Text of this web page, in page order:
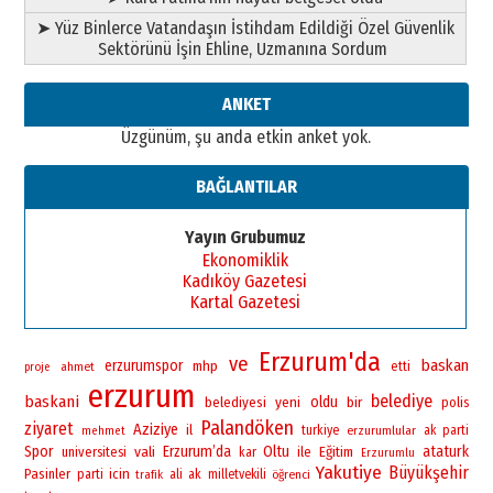
Esat BİNDESEN
Başkan Sekmen’den Erzurum’a
bir vizyon proje daha!
02 Ağustos 2026 Pazar
➤ Yüz Binlerce Vatandaşın İstihdam Edildiği Özel Güvenlik
Sektörünü İşin Ehline, Uzmanına Sordum
ANKET
Üzgünüm, şu anda etkin anket yok.
BAĞLANTILAR
Yayın Grubumuz
Ekonomiklik
Kadıköy Gazetesi
Kartal Gazetesi
proje ahmet erzurumspor mhp ve Erzurum'da etti
baskan
baskani erzurum belediyesi yeni oldu bir belediye polis
ziyaret mehmet Aziziye il Palandöken turkiye erzurumlular ak parti
Spor universitesi vali Erzurum’da kar Oltu ile Eğitim Erzurumlu ataturk
Pasinler parti icin trafik ali ak milletvekili öğrenci Yakutiye Büyükşehir